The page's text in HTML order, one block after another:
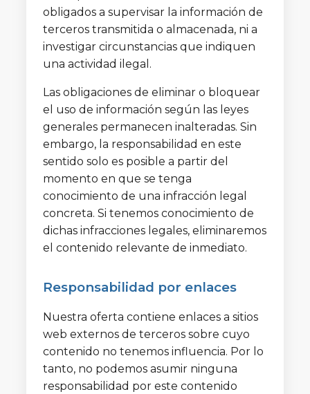
obligados a supervisar la información de
terceros transmitida o almacenada, ni a
investigar circunstancias que indiquen
una actividad ilegal.
Las obligaciones de eliminar o bloquear
el uso de información según las leyes
generales permanecen inalteradas. Sin
embargo, la responsabilidad en este
sentido solo es posible a partir del
momento en que se tenga
conocimiento de una infracción legal
concreta. Si tenemos conocimiento de
dichas infracciones legales, eliminaremos
el contenido relevante de inmediato.
Responsabilidad por enlaces
Nuestra oferta contiene enlaces a sitios
web externos de terceros sobre cuyo
contenido no tenemos influencia. Por lo
tanto, no podemos asumir ninguna
responsabilidad por este contenido